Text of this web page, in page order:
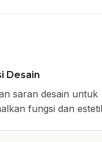
Desain
saran desain untuk
fungsi dan